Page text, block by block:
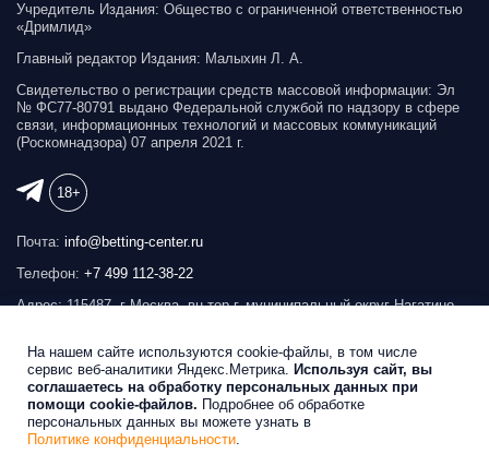
Учредитель Издания: Общество с ограниченной ответственностью
«Дримлид»
Главный редактор Издания: Малыхин Л. А.
Свидетельство о регистрации средств массовой информации: Эл
№ ФС77-80791 выдано Федеральной службой по надзору в сфере
связи, информационных технологий и массовых коммуникаций
(Роскомнадзора) 07 апреля 2021 г.
18+
Почта: info@betting-center.ru
Телефон: +7 499 112-38-22
Адрес: 115487, г Москва, вн.тер.г. муниципальный округ Нагатино-
Реклама на сайте
Беттинг Центр © 2026
Продвижение сайтаSEOBRO
На нашем сайте используются cookie-файлы, в том числе
сервис веб-аналитики Яндекс.Метрика. Используя сайт, вы
соглашаетесь на обработку персональных данных при
помощи cookie-файлов. Подробнее об обработке
персональных данных вы можете узнать в
Политике конфиденциальности.